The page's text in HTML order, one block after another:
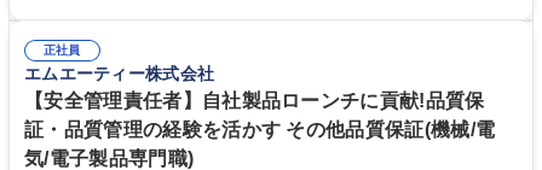
【機械設計】半導体・医療機器業界向けの一品物装置等の設計/ミラプログ
ループ
ないため、毎回が“技術的挑戦”であり、設計者としての成長に直結しま
す。 ■真空構造、アクチュエータ機構、冷却技術、クリーン対応部品な
ど、多分野にまたがる知識が身につきます。機械設計者としての技術の引
き出しが広がる環境です。 学歴・資格 学歴：大学院 大学 高専 短大 専修
学校 高校 語学力： 資格：
正社員
エムエーティー株式会社
【安全管理責任者】自社製品ローンチに貢献!品質保
証・品質管理の経験を活かす その他品質保証(機械/電
気/電子製品専門職)